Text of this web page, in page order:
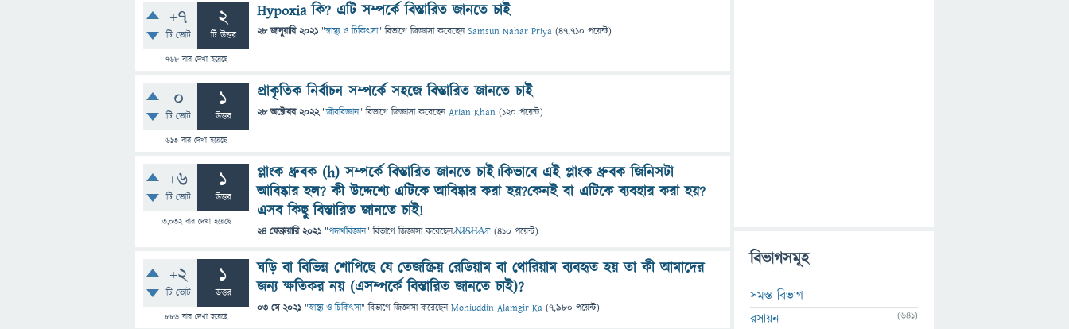
+7
টি ভোট
2
টি উত্তর
768বার দেখা হয়েছে
Hypoxia কি? এটি সম্পর্কে বিস্তারিত জানতে চাই
28 জানুয়ারি 2021 "স্বাস্থ্য ও চিকিৎসা" বিভাগে জিজ্ঞাসাকরেছেনSamsun Nahar Priya (47,710 পয়েন্ট)
0
টি ভোট
1
উত্তর
613 বার দেখা হয়েছে
প্রাকৃতিক নির্বাচন সম্পর্কে সহজে বিস্তারিত জানতে চাই
28 অক্টোবর 2022 "জীববিজ্ঞান" বিভাগে জিজ্ঞাসাকরেছেনArian Khan (120 পয়েন্ট)
+6
টি ভোট
1
উত্তর
3,032বার দেখা হয়েছে
প্লাংক ধ্রুবক (h) সম্পর্কে বিস্তারিত জানতে চাই।কিভাবে এই প্লাংক ধ্রুবক জিনিসটা
আবিষ্কার হল? কী উদ্দেশ্যে এটিকে আবিষ্কার করা হয়?কেনই বা এটিকে ব্যবহার করা হয়?
এসব কিছু বিস্তারিত জানতে চাই!
24 ফেব্রুয়ারি 2021 "পদার্থবিজ্ঞান" বিভাগে জিজ্ঞাসাকরেছেন̷N̷I̷S̷H̷A̷T (410 পয়েন্ট)
+2
টি ভোট
1
উত্তর
886 বার দেখা হয়েছে
ঘড়ি বা বিভিন্ন শোপিছে যে তেজস্ক্রিয় রেডিয়াম বা থোরিয়াম ব্যবহৃত হয় তা কী আমাদের
জন্য ক্ষতিকর নয় (এসম্পর্কে বিস্তারিত জানতে চাই)?
03 মে 2021 "স্বাস্থ্য ও চিকিৎসা" বিভাগে জিজ্ঞাসাকরেছেনMohiuddin Alamgir Ka (7,980 পয়েন্ট)
বিভাগসমূহ
সমস্ত বিভাগ
রসায়ন
(641)